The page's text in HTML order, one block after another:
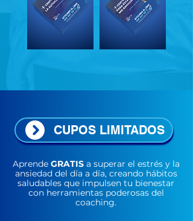
CUPOS LIMITADOS
AprendeGRATISa superar el estrés y la
ansiedad del día a día, creando hábitos
saludables que impulsen tu bienestar
con herramientas poderosas del
coaching.